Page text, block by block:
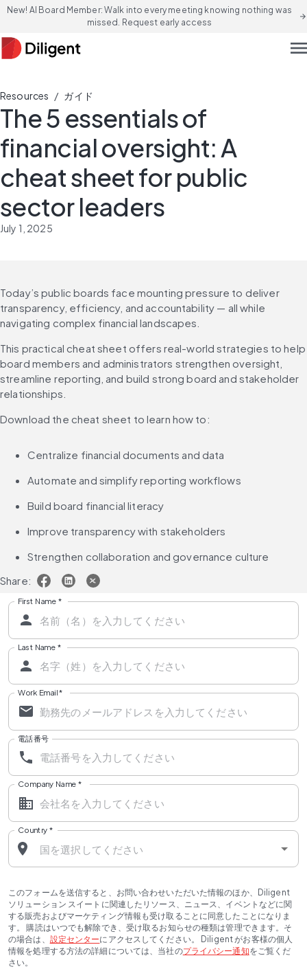
New! AI Board Member: Walk into every meeting knowing nothing was
missed. Request early access
arrow_forward
Resources / ガイド
The 5 essentials of
financial oversight: A
cheat sheet for public
sector leaders
July 1, 2025
Today’s public boards face mounting pressure to deliver
transparency, efficiency, and accountability — all while
navigating complex financial landscapes.
This practical cheat sheet offers real-world strategies to help
board members and administrators strengthen oversight,
streamline reporting, and build strong board and stakeholder
relationships.
Download the cheat sheet to learn how to:
Centralize financial documents and data
Automate and simplify reporting workflows
Build board financial literacy
Improve transparency with stakeholders
Strengthen collaboration and governance culture
Share:
First Name *
Last Name *
Work Email*
電話番号
Company Name *
Country *
このフォームを送信すると、お問い合わせいただいた情報のほか、Diligent
ソリューション スイートに関連したリソース、ニュース、イベントなどに関
する販売およびマーケティング情報も受け取ることに同意したことになりま
す。 購読はいつでも解除でき、受け取るお知らせの種類は管理できます。そ
の場合は、 設定センターにアクセスしてください。 Diligent がお客様の個人
情報を処理する方法の詳細については、当社のプライバシー通知をご覧くだ
さい。